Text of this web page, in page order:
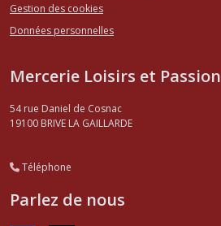
Gestion des cookies
Données personnelles
Mercerie Loisirs et Passion
54 rue Daniel de Cosnac
19100 BRIVE LA GAILLARDE
Téléphone
Parlez de nous